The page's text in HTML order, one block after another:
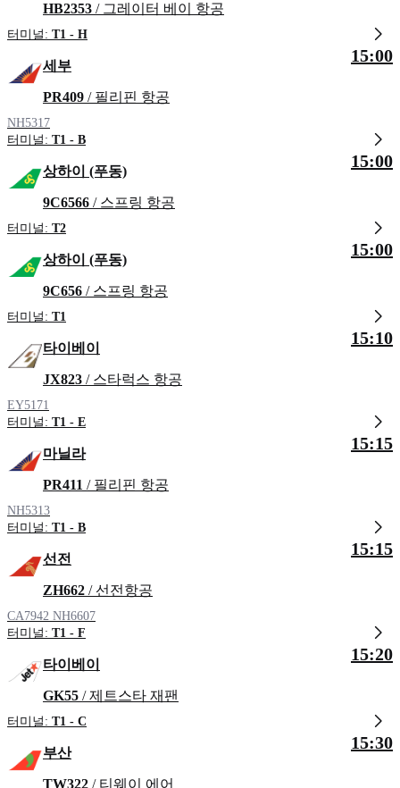
HB2353 / 그레이터 베이 항공
터미널: T1 - H
세부
PR409 / 필리핀 항공
NH5317
터미널: T1 - B
15:00
상하이 (푸동)
9C6566 / 스프링 항공
터미널: T2
15:00
상하이 (푸동)
9C656 / 스프링 항공
터미널: T1
15:00
타이베이
JX823 / 스타럭스 항공
EY5171
터미널: T1 - E
15:10
마닐라
PR411 / 필리핀 항공
NH5313
터미널: T1 - B
15:15
선전
ZH662 / 선전항공
CA7942 NH6607
터미널: T1 - F
15:15
타이베이
GK55 / 제트스타 재팬
터미널: T1 - C
15:20
부산
TW322 / 티웨이 에어
15:30